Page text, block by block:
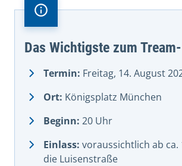
Das Wichtigste zum
Termin: Freitag, 14. August
Ort: Königsplatz München
Beginn: 20 Uhr
Einlass: voraussichtlich ab
die Luisenstraße